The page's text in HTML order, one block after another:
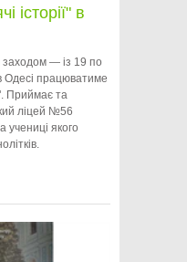
історії" в
заходом — із 19 по
Одесі працюватиме
Приймає та
ліцей №56
учениці якого